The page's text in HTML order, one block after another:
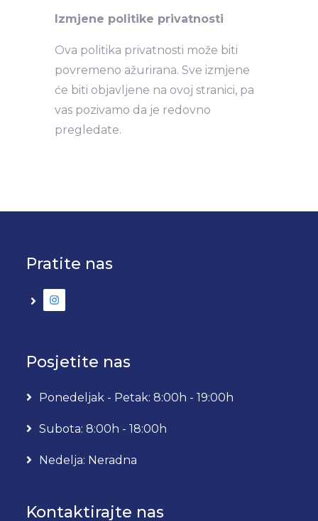
Izmjene politike privatnosti
Ova politika privatnosti može biti
povremeno ažurirana. Sve izmjene
će biti objavljene na ovoj stranici, pa
vas pozivamo da je redovno
pregledate.
Pratite nas
Posjetite nas
Ponedeljak - Petak: 8:00h - 19:00h
Subota: 8:00h - 18:00h
Nedelja: Neradna
Kontaktirajte nas